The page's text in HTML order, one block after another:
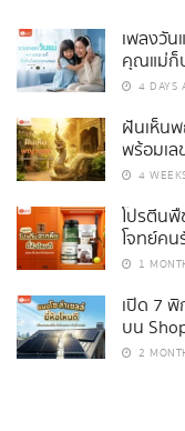
เพลงวัน
คุณแม่ก็
4 DAYS
ฝันเห็น
พร้อมเล
4
โปรตีน
โจทย์ค
1
เปิด 7
บน
2